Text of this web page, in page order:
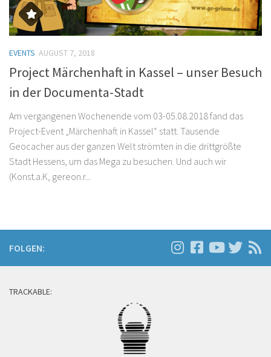
EVENTS AUGUST 7, 2018
Project Märchenhaft in Kassel – unser Besuch
in der Documenta-Stadt
Am vergangenen Wochenende vom 03-05.08.2018 fand das
Project-Event „Märchenhaft in Kassel“ statt. Tausende
Geocacher aus der ganzen Welt strömten in die drittgrößte
Stadt Hessens, um das Mega zu besuchen. Und auch wir
(Konst.a.K, gereon.r...
FOLGEN:
TRACKABLE: